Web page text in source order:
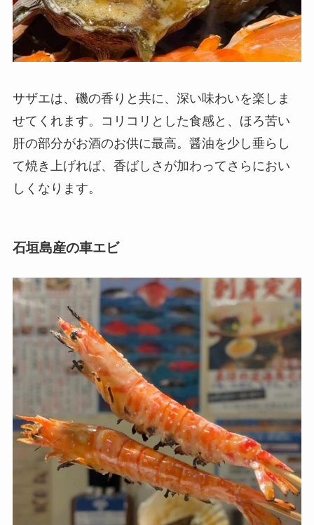
サザエは、磯の香りと共に、深い味わいを楽しま
せてくれます。コリコリとした食感と、ほろ苦い
肝の部分がお酒のお供に最高。醤油を少し垂らし
て焼き上げれば、香ばしさが加わってさらにおい
しくなります。
石垣島産の車エビ